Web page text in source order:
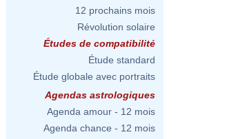
12 prochains mois
Révolution solaire
Études de compatibilité
Étude standard
Étude globale avec portraits
Agendas astrologiques
Agenda amour - 12 mois
Agenda chance - 12 mois